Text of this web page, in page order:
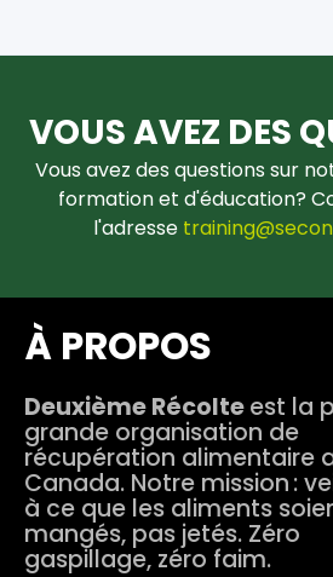
VOUS AVEZ DES
Vous avez des questions sur
formation et d'éducation?
l'adresse
À PROPOS
Deuxième Récolteest la
grande organisation de
récupération alimentaire
Canada. Notre mission :
à ce que les aliments
mangés, pas jetés. Zéro
gaspillage, zéro faim.